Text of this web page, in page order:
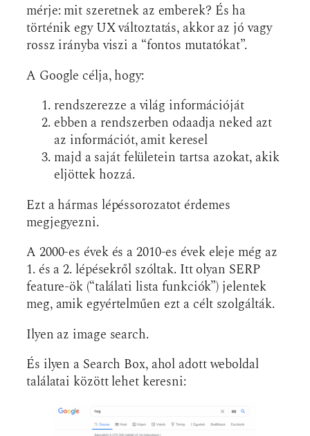
mérje: mit szeretnek az emberek? És ha
történik egy UX változtatás, akkor az jó vagy
rossz irányba viszi a “fontos mutatókat”.
A Google célja, hogy:
rendszerezze a világ információját
ebben a rendszerben odaadja neked azt
az információt, amit keresel
majd a saját felületein tartsa azokat, akik
eljöttek hozzá.
Ezt a hármas lépéssorozatot érdemes
megjegyezni.
A 2000-es évek és a 2010-es évek eleje még az
1. és a 2. lépésekről szóltak. Itt olyan SERP
feature-ök (“találati lista funkciók”) jelentek
meg, amik egyértelműen ezt a célt szolgálták.
Ilyen az image search.
És ilyen a Search Box, ahol adott weboldal
találatai között lehet keresni: